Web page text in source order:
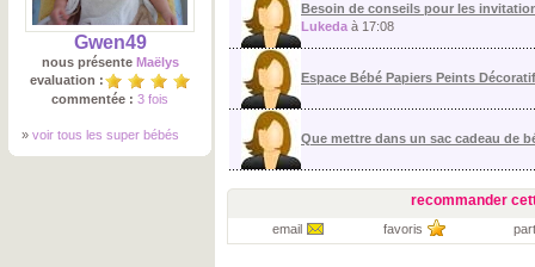
Gwen49
nous présente Maëlys
evaluation :
commentée : 3 fois
» voir tous les super bébés
Besoin de conseils pour les
Lukeda à 17:08
Espace Bébé Papiers Peints
Que mettre dans un sac cadeau de
recommander
email favoris